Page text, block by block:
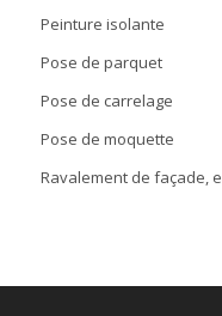
Peinture isolante
Pose de parquet
Pose de carrelage
Pose de moquette
Ravalement de façade,